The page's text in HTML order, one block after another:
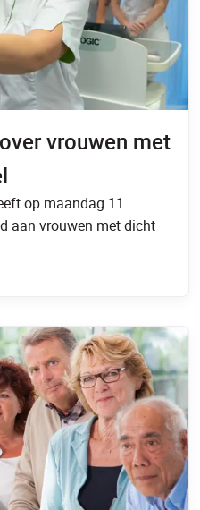
vrouwen met
op maandag 11
aan vrouwen met dicht